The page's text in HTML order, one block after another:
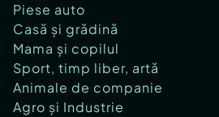
Piese auto
Casă și grădină
Mama și copilul
Sport, timp liber, artă
Animale de companie
Agro și Industrie